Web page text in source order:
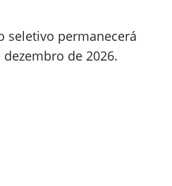
seletivo permanecerá
de 2026.